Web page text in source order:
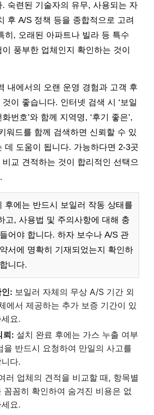
. 숙련된 기술자의 유무, 사용되는 자
후 A/S 정책 등을 종합적으로 고려
히, 오래된 아파트나 빌라 등 특수
풍부한 업체인지 확인하는 것이
내에서의 오랜 운영 경험과 고객 후
이 좋습니다. 인터넷 검색 시 ‘보일
번호’와 함께 지역명, ‘후기 좋은’,
워드를 함께 검색하면 신뢰할 수 있
데 도움이 됩니다. 가능하다면 2-3곳
교 견적하는 것이 합리적인 선택으
후에는 반드시 보일러 작동 상태를
고, 사용법 및 주의사항에 대해 충
어야 합니다. 하자 보수나 A/S 관
서에 명확히 기재되었는지 확인하
니다.
: 보일러 자체의 무상 A/S 기간 외
에서 제공하는 추가 보증 기간이 있
요.
뢰: 설치 완료 후에는 가스 누출 여부
을 반드시 요청하여 만일의 사고를
다.
러 업체의 견적을 비교할 때, 항목별
꼼꼼히 확인하여 숨겨진 비용은 없
요.